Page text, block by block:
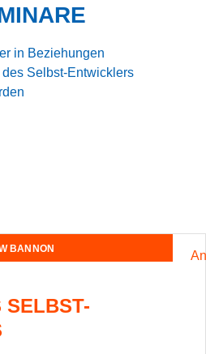
in Beziehungen
Selbst-Entwicklers
BANNON
SELBST-